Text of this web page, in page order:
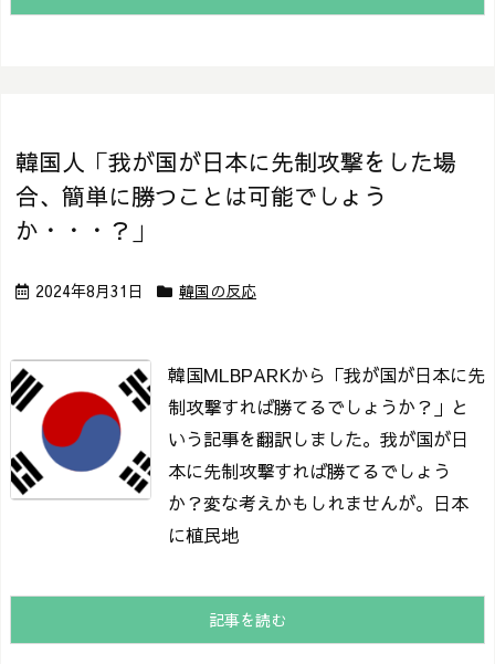
韓国人「我が国が日本に先制攻撃をした場
合、簡単に勝つことは可能でしょう
か・・・？」
2024年8月31日 韓国の反応
韓国MLBPARKから「我が国が日本に先
制攻撃すれば勝てるでしょうか？」と
いう記事を翻訳しました。 我が国が日
本に先制攻撃すれば勝てるでしょう
か？変な考えかもしれませんが。 日本
に植民地
記事を読む